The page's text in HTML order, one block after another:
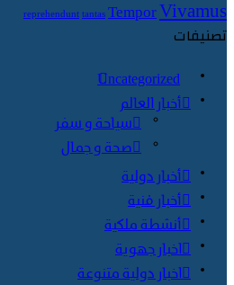
reprehendunt tantas Tempor Vivamus
تصنيفات
Uncategorized
أخبار العالم
سياحة و سفر
صحة و جمال
أخبار دولية
أخبار فنية
أنشطة ملكية
اخبار جهوية
اخبار دولية متنوعة